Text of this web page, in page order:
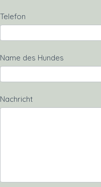
Telefon
Name des Hundes
Nachricht